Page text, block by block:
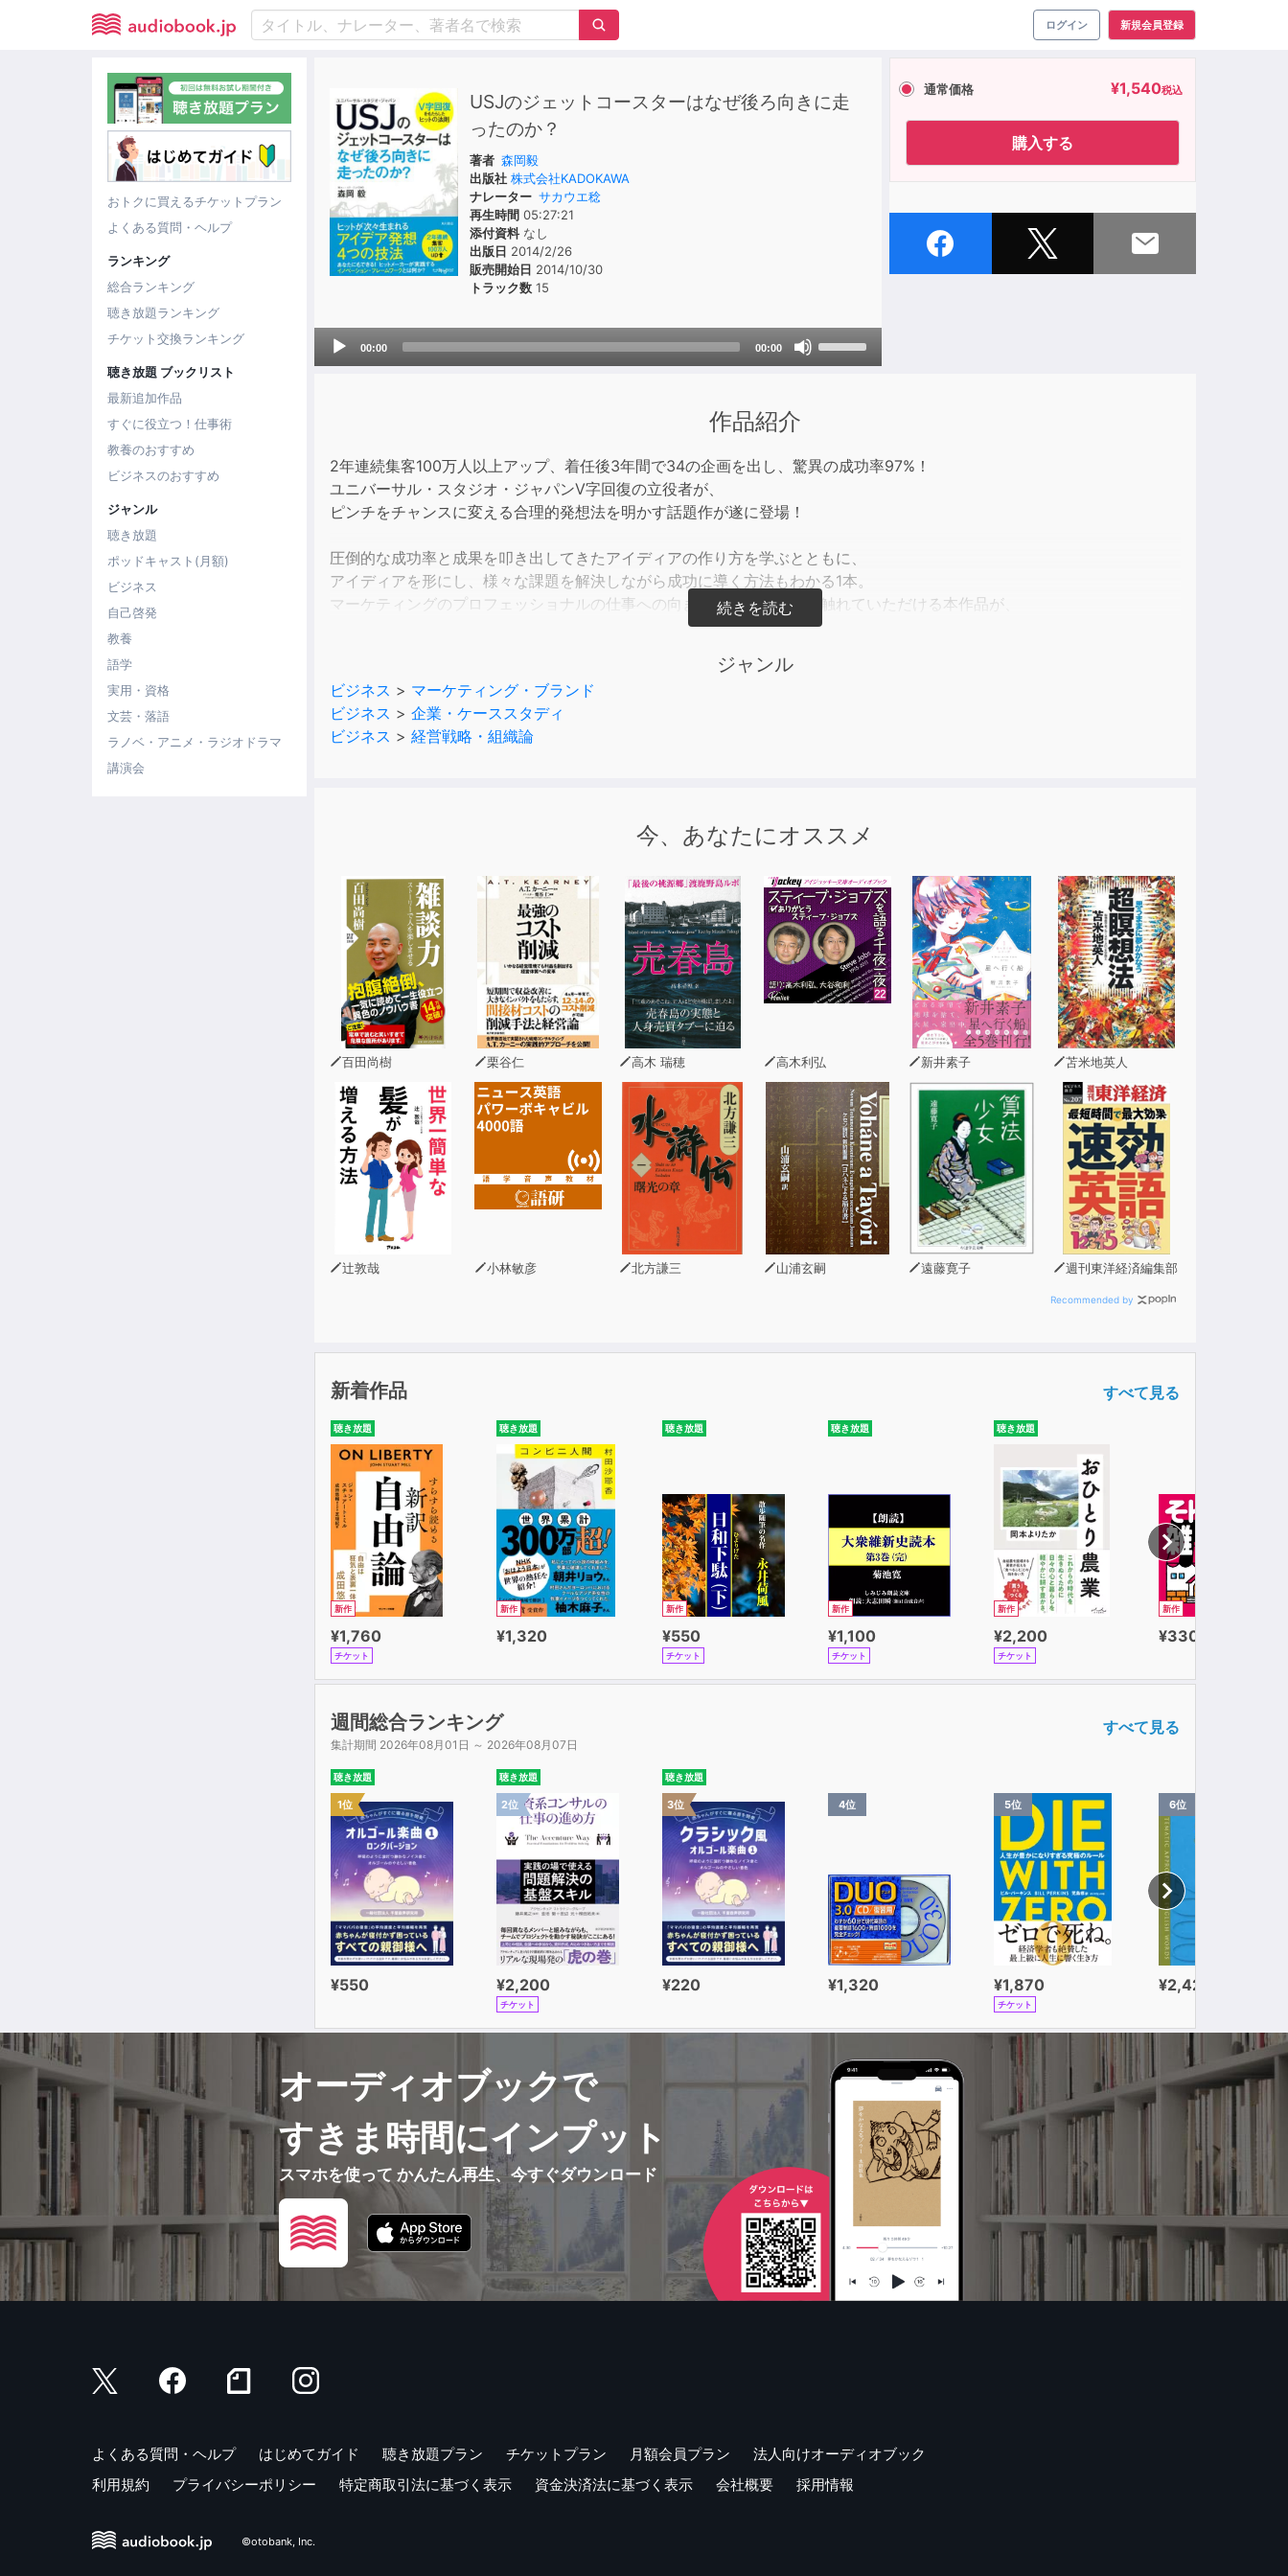
ログイン 新規会員登録
おトクに買えるチケットプラン
よくある質問・ヘルプ
ランキング
総合ランキング
聴き放題ランキング
チケット交換ランキング
聴き放題 ブックリスト
最新追加作品
すぐに役立つ！仕事術
教養のおすすめ
ビジネスのおすすめ
ジャンル
聴き放題
ポッドキャスト(月額)
ビジネス
自己啓発
教養
語学
実用・資格
文芸・落語
ラノベ・アニメ・ラジオドラマ
講演会
USJのジェットコースターはなぜ後ろ向きに走
ったのか？
著者 森岡毅
出版社 株式会社KADOKAWA
ナレーター サカウエ稔
再生時間 05:27:21
添付資料なし
出版日 2014/2/26
販売開始日 2014/10/30
トラック数 15
Audio
00:00 00:00
or
通常価格 ¥1,540税込
購入する
作品紹介
2年連続集客100万人以上アップ、着任後3年間で34の企画を出し、驚異の成功率97%！
ユニバーサル・スタジオ・ジャパンV字回復の立役者が、
ピンチをチャンスに変える合理的発想法を明かす話題作が遂に登場！
圧倒的な成功率と成果を叩き出してきたアイディアの作り方を学ぶとともに、
アイディアを形にし、様々な課題を解決しながら成功に導く方法もわかる1本。
マーケティングのプロフェッショナルの仕事への向き合い方や情熱にも触れていただける本作品が、
仕事に向き合うあなたに多くの気付きを与えてくれることでしょう。
「自分は左脳タイプだから」
「いくら考えても、方法が出てこないものは仕方がない」
しかし実は、成功するようなアイディアを高確率で生み出す方法があるのです。
筆者の森岡氏は、ユニバーサル・スタジオ・ジャパンへの転職後3年間で、34の企画を出し、
33の企画で成功を収めました。実に成功確率97%です。
著者の森岡氏は、クリエイティブとは程遠いバリバリの左脳人間。
物事を論理や数字でカチッと物事を考えていくタイプの著者が、
多くの企画を成功させることができたのは、ある思考法を身につけていたからでした。
本作品では、ロジカルな考え方を持っている著者が、斬新で革新的なアイディアを次々と生み出し、
ユニバーサル・スタジオ・ジャパンの業績をV字回復させるに至った、
「イノベーション・フレームワーク」について紹介しています。
斬新なアイディアは、生まれながらの才能によって生まれるものではありません。
自分はアイディアを生み出すのには向いていない、とお思いの方も、
本作で紹介される発想法を身につければ、周囲をあっと言わせるようなアイディアで
大きな成果を上げられるようになることでしょう。
ロジカルな発想法と、具体的なその実行方法、課題の解決方法の実話も知ることができる盛りだくさんの1本です。
ジャンル
ビジネス > マーケティング・ブランド
ビジネス > 企業・ケーススタディ
ビジネス > 経営戦略・組織論
今、あなたにオススメ
百田尚樹 栗谷仁 高木 瑞穂 高木利弘 新井素子 苫米地英人
辻敦哉 小林敏彦 北方謙三 山浦玄嗣 遠藤寛子 週刊東洋経済編集部
Recommended by
新着作品 すべて見る
聴き放題
新作
¥1,760
チケット
聴き放題
新作
¥1,320
聴き放題
新作
¥550
チケット
聴き放題
新作
¥1,100
チケット
聴き放題
新作
¥2,200
チケット
新作
¥330
週間総合ランキング
集計期間 2026年08月01日 ～ 2026年08月07日
すべて見る
聴き放題
1位
¥550
聴き放題
2位
¥2,200
チケット
聴き放題
3位
¥220
4位
¥1,320
5位
¥1,870
チケット
6位
¥2,420
オーディオブックで
すきま時間にインプット
スマホを使って かんたん再生、今すぐダウンロード
よくある質問・ヘルプ はじめてガイド 聴き放題プラン チケットプラン 月額会員プラン
法人向けオーディオブック
利用規約
プライバシーポリシー 特定商取引法に基づく表示 資金決済法に基づく表示 会社概要 採用情報
©otobank, Inc.